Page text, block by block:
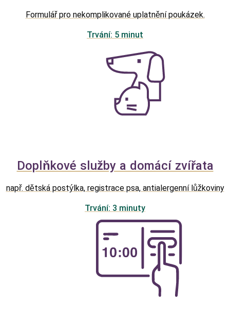
Formulář pro nekomplikované uplatnění poukázek.
Trvání: 5 minut
Doplňkové služby a domácí zvířata
např. dětská postýlka, registrace psa, antialergenní lůžkoviny
Trvání: 3 minuty